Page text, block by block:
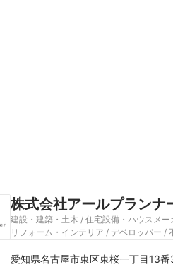
株式会社アールプランナ
建設・建築・土木 / 住宅設備・ハウスメー
リフォーム・インテリア / デベロッパー /
愛知県名古屋市東区東桜一丁目13番